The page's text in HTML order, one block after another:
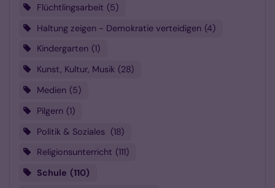
Flüchtlingsarbeit 5
Haltung zeigen - Demokratie verteidigen 4
Kindergarten 1
Kunst, Kultur, Musik 28
Medien 5
Pilgern 1
Politik & Soziales
18
Religionsunterricht
111
Schule
110